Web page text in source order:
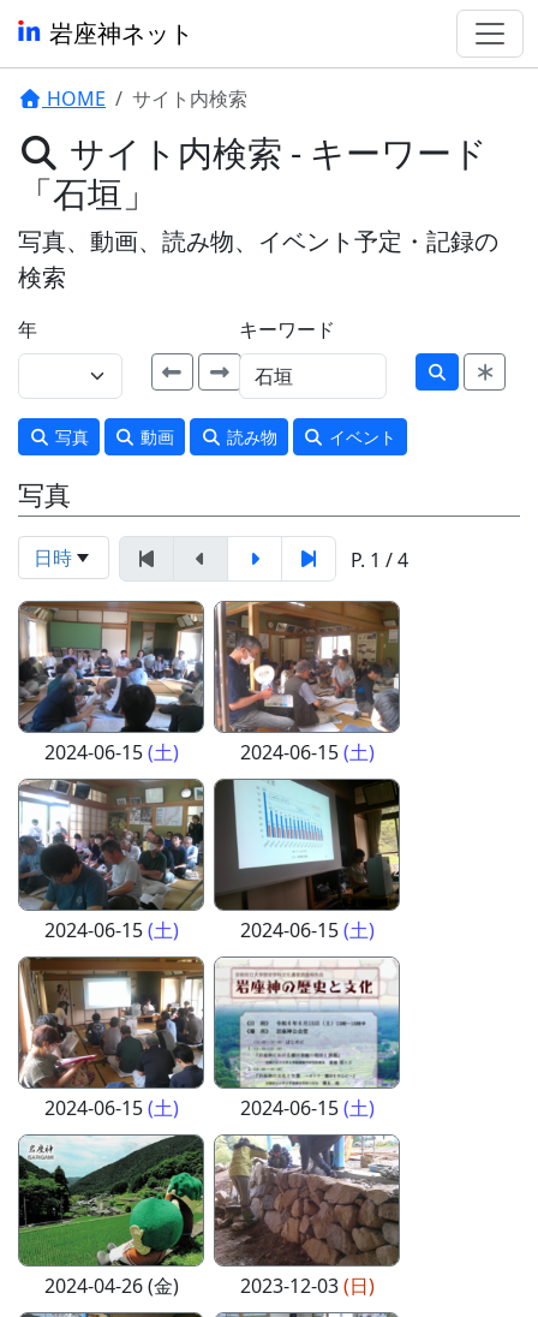
岩座神ネット
HOME サイト内検索
サイト内検索 - キーワード
「石垣」
写真、動画、読み物、イベント予定・記録の
検索
年 キーワード
写真 動画 読み物 イベント
写真
日時 P. 1 / 4
2024-06-15(土) 2024-06-15(土)
2024-06-15(土) 2024-06-15(土)
2024-06-15(土) 2024-06-15(土)
2024-04-26 (金) 2023-12-03(日)